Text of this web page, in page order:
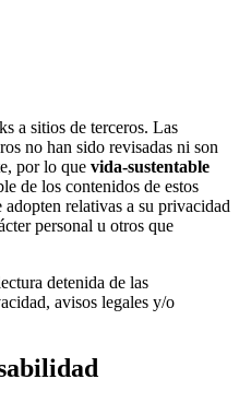
a sitios de terceros. Las
no han sido revisadas ni son
por lo que vida-sustentable
de los contenidos de estos
relativas a su privacidad
personal u otros que
detenida de las
avisos legales y/o